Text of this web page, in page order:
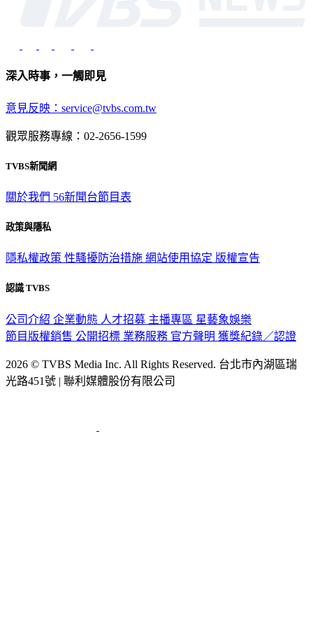
深入時事，一觸即見
意見反映：service@tvbs.com.tw
觀眾服務專線：02-2656-1599
TVBS新聞網
關於我們 56新聞台節目表
政策與隱私
隱私權政策 性騷擾防治措施 網站使用協定 版權宣告
認識 TVBS
公司介紹 企業動態 人才招募 主播專區 星藝象娛樂
節目版權銷售 公開招標 業務服務 官方聲明 獲獎紀錄／認證
2026 © TVBS Media Inc. All Rights Reserved. 台北市內湖區瑞
光路451號 | 聯利媒體股份有限公司